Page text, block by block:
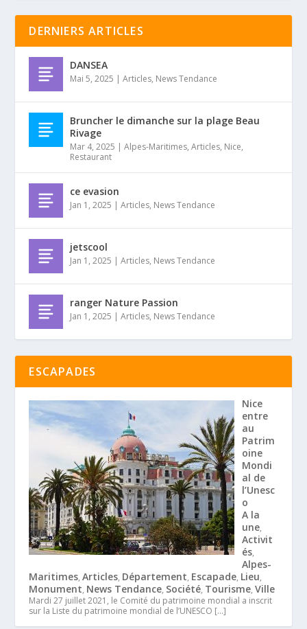
DERNIERS ARTICLES
DANSEA
Mai 5, 2025 |Articles, News Tendance
Bruncher le dimanche sur la plage Beau
Rivage
Mar 4, 2025 |Alpes-Maritimes,Articles, Nice,
Restaurant
ce evasion
Jan 1, 2025 |Articles, News Tendance
jetscool
Jan 1, 2025 |Articles, News Tendance
ranger Nature Passion
Jan 1, 2025 |Articles, News Tendance
ESCAPADES
Nice
entre
au
Patrim
oine
Mondi
al de
l’Unesc
o
A la
une,
Activit
és,
Alpes-
Maritimes,Articles, Département, Escapade, Lieu,
Monument, News Tendance, Société, Tourisme,Ville
Mardi 27 juillet 2021, le Comité du patrimoine mondial a inscrit
sur la Liste du patrimoine mondial de l’UNESCO […]